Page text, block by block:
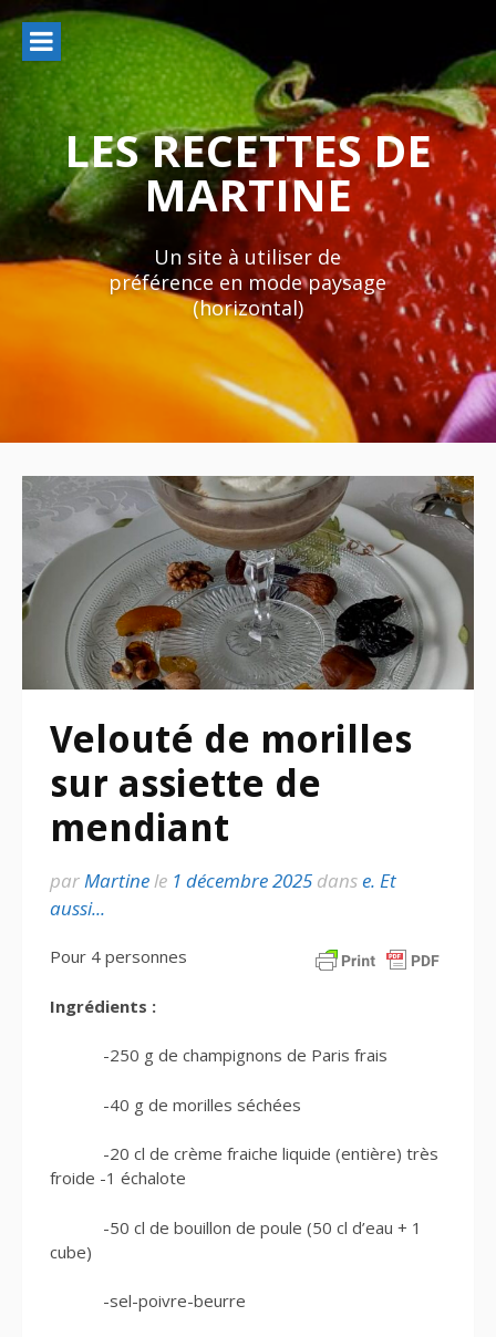
Aller
au
contenu
LES RECETTES DE
MARTINE
Un site à utiliser de
préférence en mode paysage
(horizontal)
Velouté de morilles
sur assiette de
mendiant
parMartinele 1 décembre 2025 danse. Et
aussi...
Pour 4 personnes
Ingrédients :
-250 g de champignons de Paris frais
-40 g de morilles séchées
-20 cl de crème fraiche liquide (entière) très
froide -1 échalote
-50 cl de bouillon de poule (50 cl d’eau + 1
cube)
-sel-poivre-beurre